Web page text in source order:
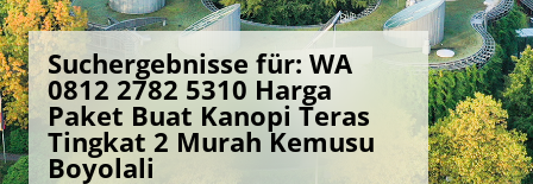
Suchergebnisse für: WA
0812 2782 5310 Harga
Paket Buat Kanopi Teras
Tingkat 2 Murah Kemusu
Boyolali